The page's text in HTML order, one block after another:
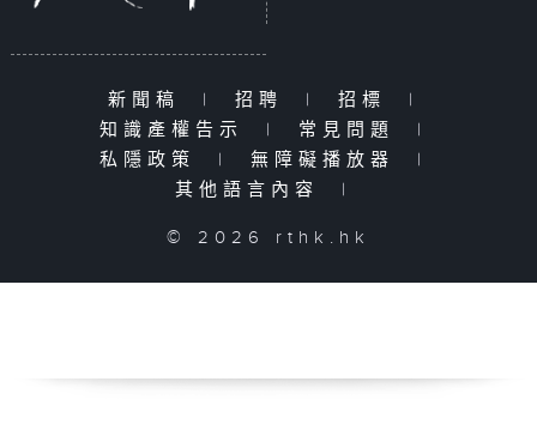
新聞稿 | 招聘 | 招標
|
知識產權告示
| 常見問題
|
私隱政策
| 無障礙播放器
|
其他語言內容
|
© 2026 rthk.hk